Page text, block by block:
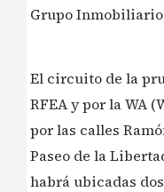
Grupo
El circuito de la
RFEA y por la WA
por las calles
Paseo de la
habrá ubicadas